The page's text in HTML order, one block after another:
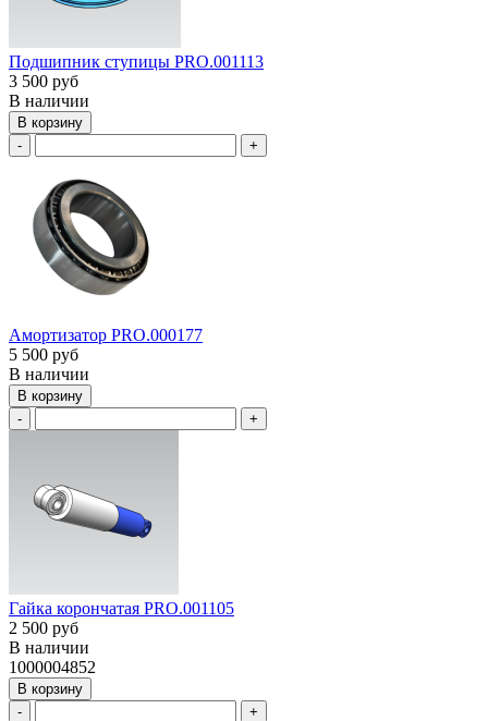
Подшипник ступицы PRO.001113
3 500 руб
В наличии
В корзину
-
+
Амортизатор PRO.000177
5 500 руб
В наличии
В корзину
-
+
Гайка корончатая PRO.001105
2 500 руб
В наличии
1000004852
В корзину
-
+